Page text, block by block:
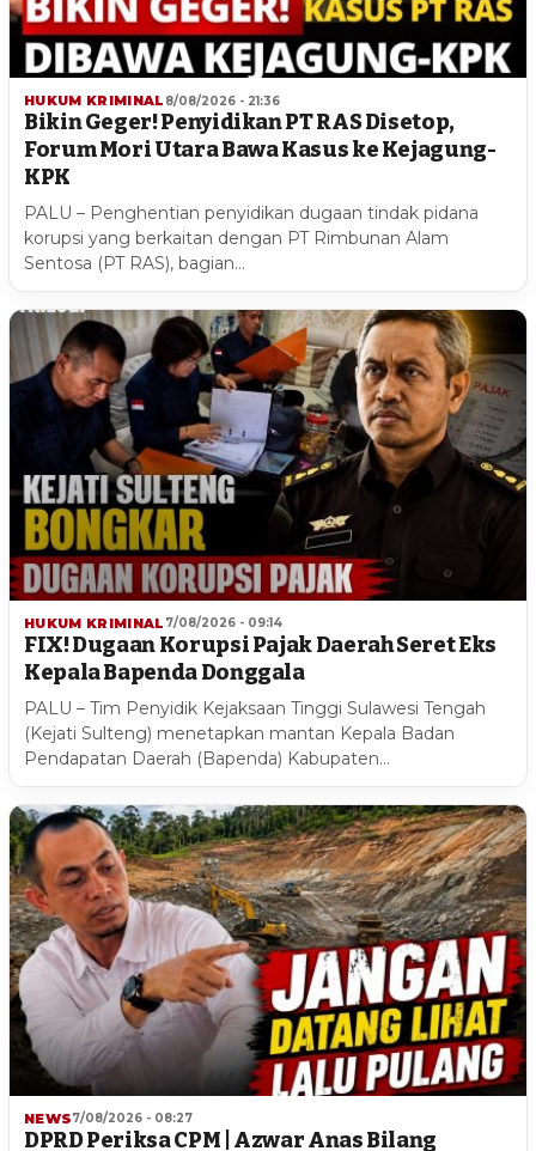
HUKUM KRIMINAL 8/08/2026 - 21:36
Bikin Geger! Penyidikan PT RAS Disetop,
Forum Mori Utara Bawa Kasus ke Kejagung-
KPK
PALU – Penghentian penyidikan dugaan tindak pidana
korupsi yang berkaitan dengan PT Rimbunan Alam
Sentosa (PT RAS), bagian…
HUKUM KRIMINAL 7/08/2026 - 09:14
FIX! Dugaan Korupsi Pajak Daerah Seret Eks
Kepala Bapenda Donggala
PALU – Tim Penyidik Kejaksaan Tinggi Sulawesi Tengah
(Kejati Sulteng) menetapkan mantan Kepala Badan
Pendapatan Daerah (Bapenda) Kabupaten…
NEWS7/08/2026 - 08:27
DPRD Periksa CPM | Azwar Anas Bilang